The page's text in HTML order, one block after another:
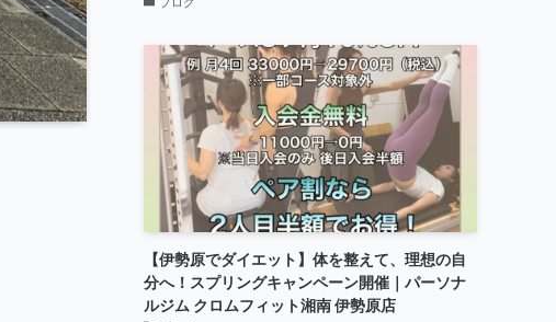
【伊勢原でダイエット】体を整えて、理想の自
分へ！スプリングキャンペーン開催｜パーソナ
ルジム クロムフィット湘南 伊勢原店